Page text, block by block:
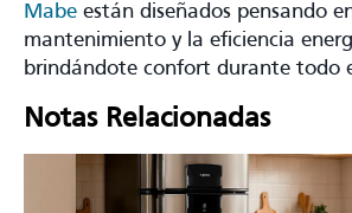
Mabe están diseñados pensando
mantenimiento y la eficiencia
brindándote confort durante todo
Notas Relacionadas